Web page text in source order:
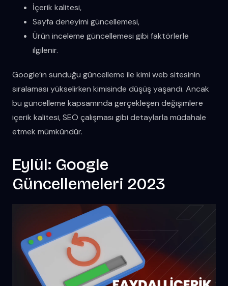
İçerik kalitesi,
Sayfa deneyimi güncellemesi,
Ürün inceleme güncellemesi gibi faktörlerle
ilgilenir.
Google’ın sunduğu güncelleme ile kimi web sitesinin
sıralaması yükselirken kimisinde düşüş yaşandı. Ancak
bu güncelleme kapsamında gerçekleşen değişimlere
içerik kalitesi, SEO çalışması gibi detaylarla müdahale
etmek mümkündür.
Eylül: Google
Güncellemeleri 2023